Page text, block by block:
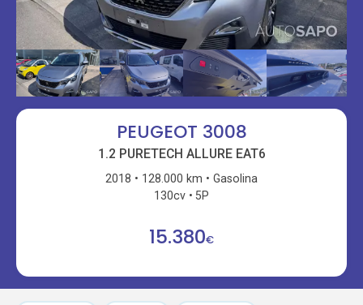
PEUGEOT 3008
1.2 PURETECH ALLURE EAT6
2018 128.000 km
Gasolina
130cv
5P
15.380€